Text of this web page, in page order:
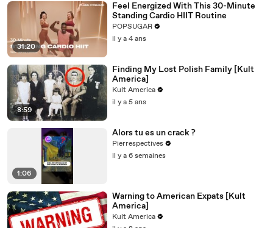
31:20
Feel Energized With This 30-Minute
Standing Cardio HIIT Routine
POPSUGAR
il y a 4 ans
8:59
Finding My Lost Polish Family [Kult
America]
Kult America
il y a 5 ans
1:06
Alors tu es un crack ?
Pierrespectives
il y a 6 semaines
Warning to American Expats [Kult
America]
Kult America